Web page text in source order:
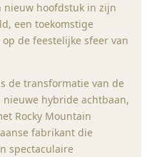
nieuw hoofdstuk in zijn
een toekomstige
de feestelijke sfeer van
de transformatie van de
nieuwe hybride achtbaan,
Rocky Mountain
fabrikant die
spectaculaire